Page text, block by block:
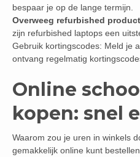
bespaar je op de lange termijn.
Overweeg refurbished
zijn refurbished laptops een
Gebruik kortingscodes: Meld je
ontvang regelmatig
Online
kopen: snel
Waarom zou je uren in winkels
gemakkelijk online kunt